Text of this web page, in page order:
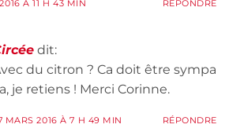
À 11 H 43 MIN RÉPONDRE
dit:
du citron ? Ca doit être sympa
je retiens ! Merci Corinne.
MARS 2016 À 7 H 49 MIN RÉPONDRE